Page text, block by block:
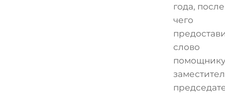
года, после
чего
слово
помощнику